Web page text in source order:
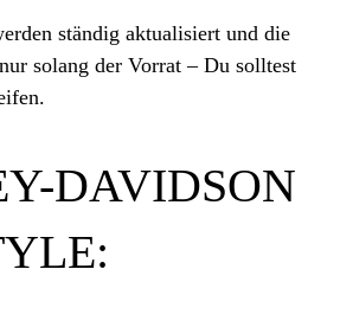
ständig aktualisiert und die
solang der Vorrat – Du solltest
DAVIDSON